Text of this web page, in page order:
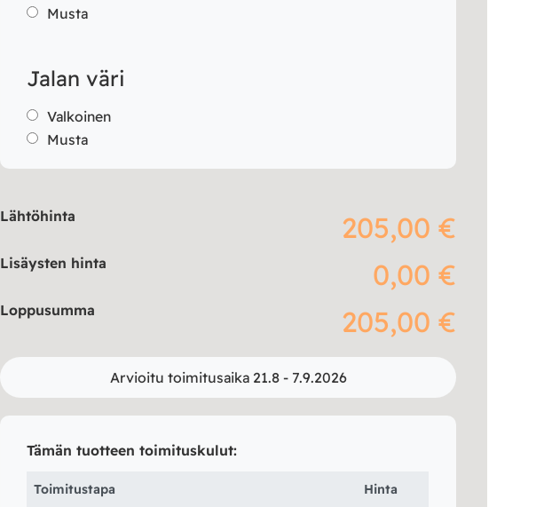
Musta
Jalan väri
Valkoinen
Musta
Lähtöhinta 205,00 €
Lisäysten hinta 0,00 €
Loppusumma 205,00 €
Arvioitu toimitusaika 21.8 - 7.9.2026
Tämän tuotteen toimituskulut:
Toimitustapa Hinta